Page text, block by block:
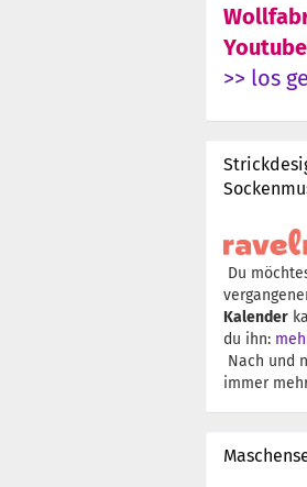
>> los
Du
Kalender
du ihn:
Nach und
immer